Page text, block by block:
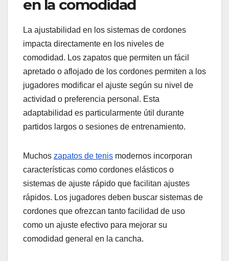
en la comodidad
La ajustabilidad en los sistemas de cordones
impacta directamente en los niveles de
comodidad. Los zapatos que permiten un fácil
apretado o aflojado de los cordones permiten a los
jugadores modificar el ajuste según su nivel de
actividad o preferencia personal. Esta
adaptabilidad es particularmente útil durante
partidos largos o sesiones de entrenamiento.
Muchos zapatos de tenis modernos incorporan
características como cordones elásticos o
sistemas de ajuste rápido que facilitan ajustes
rápidos. Los jugadores deben buscar sistemas de
cordones que ofrezcan tanto facilidad de uso
como un ajuste efectivo para mejorar su
comodidad general en la cancha.